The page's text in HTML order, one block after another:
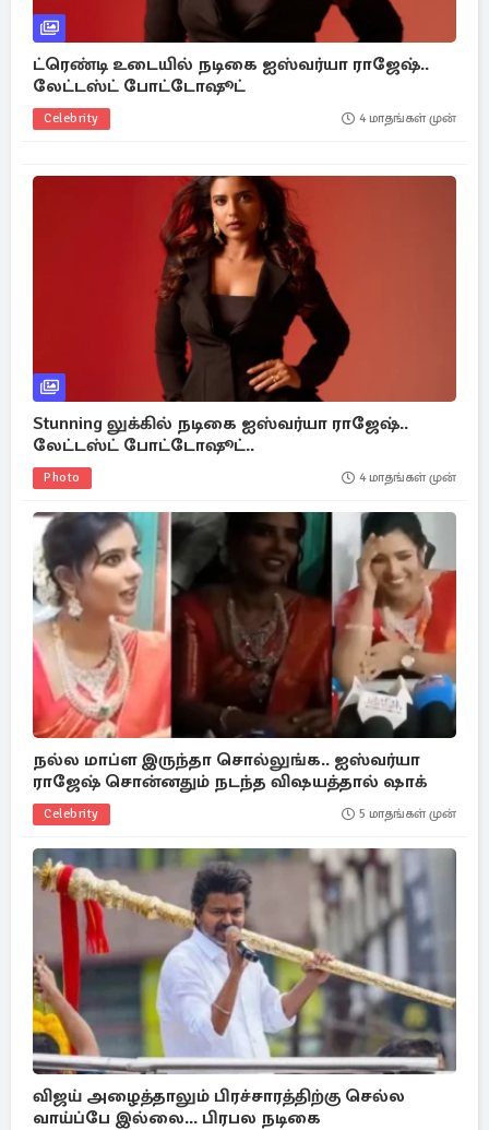
ட்ரெண்டி உடையில் நடிகை ஐஸ்வர்யா ராஜேஷ்..
லேட்டஸ்ட் போட்டோஷூட்
Celebrity 4 மாதங்கள் முன்
Stunning லுக்கில் நடிகை ஐஸ்வர்யா ராஜேஷ்..
லேட்டஸ்ட் போட்டோஷூட்..
Photo 4 மாதங்கள் முன்
நல்ல மாப்ள இருந்தா சொல்லுங்க.. ஐஸ்வர்யா
ராஜேஷ் சொன்னதும் நடந்த விஷயத்தால் ஷாக்
Celebrity 5 மாதங்கள் முன்
விஜய் அழைத்தாலும் பிரச்சாரத்திற்கு செல்ல
வாய்ப்பே இல்லை... பிரபல நடிகை